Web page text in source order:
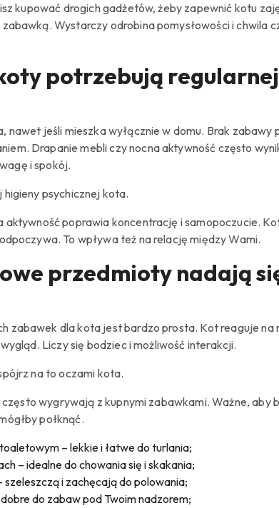
kupować drogich gadżetów, żeby zapewnić kotu
Wystarczy odrobina pomysłowości i chwila
potrzebują
nawet jeśli mieszka wyłącznie w domu. Brak
Drapanie mebli czy nocna aktywność często
i spokój.
psychicznej kota.
aktywność poprawia koncentrację i samopoczucie.
To wpływa też na relację między Wami.
przedmioty nadają
zabawek dla kota jest bardzo prosta. Kot reaguje na
Liczy się bodziec i możliwość interakcji.
na to oczami kota.
wygrywają z kupnymi zabawkami. Ważne, aby
połknąć.
– lekkie i łatwe do turlania;
– idealne do chowania się i skakania;
i zachęcają do polowania;
do zabaw pod Twoim nadzorem;